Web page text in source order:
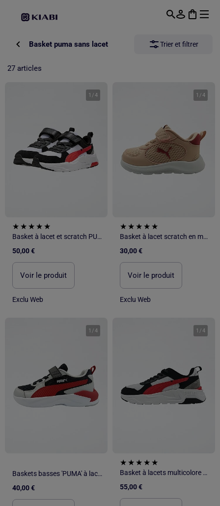
Basket puma sans lacet Trier et filtrer
27 articles
1 /4
Basket à lacet et scratch PUMA
50,00 €
Voir le produit
Exclu Web
1 /4
Basket à lacet scratch en mesh PUMA
30,00 €
Voir le produit
Exclu Web
1 /4
Baskets basses 'PUMA' à lacets et scratchs
40,00 €
1 /4
Basket à lacets multicolore PUMA
55,00 €